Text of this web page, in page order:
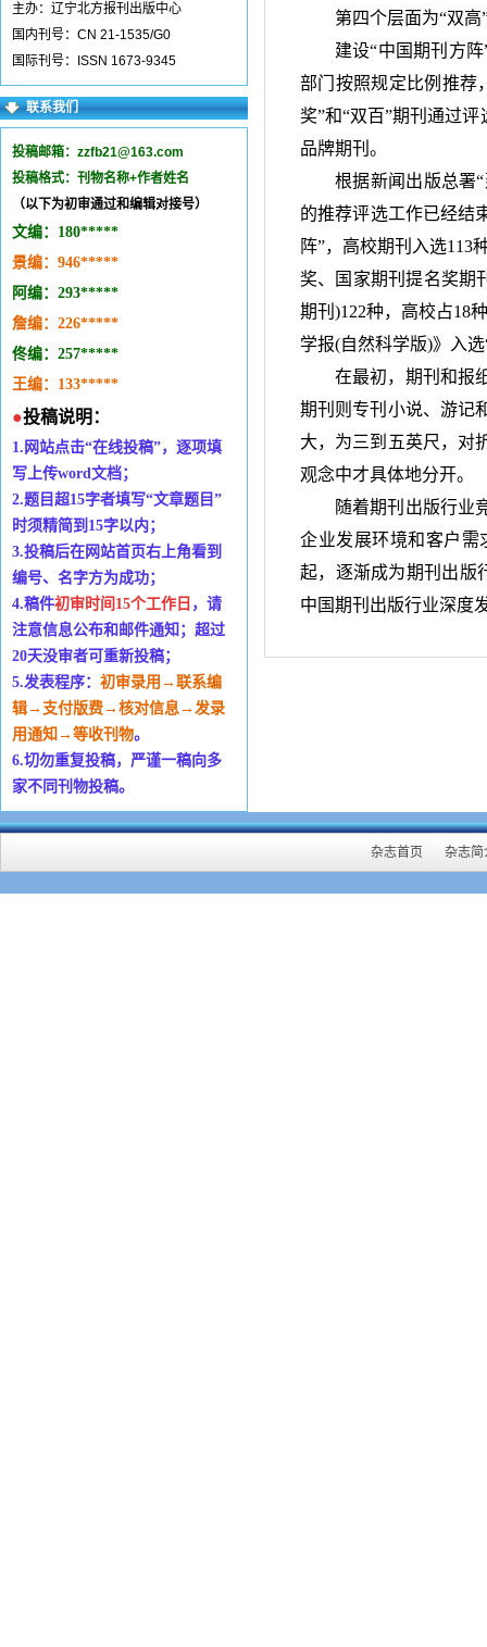
主办：辽宁北方报刊出版中心
国内刊号：CN 21-1535/G0
国际刊号：ISSN 1673-9345
联系我们
投稿邮箱： zzfb21@163.com
投稿格式：刊物名称+作者姓名
（以下为初审通过和编辑对接号）
文编： 180*****
景编： 946*****
阿编：293*****
詹编： 226*****
佟编： 257*****
王编：133*****
●投稿说明：
1. 网站点击“在线投稿”，逐项填
写上传word文档；
2.题目超15字者填写“文章题目 ”
时须精简到 15字以内；
3.投稿后在网站首页右上角看到
编号、名字方为成功；
4.稿件初审时间 15个工作日 ，请
注意信息公布和邮件通知；超过
20天没审者可重新投稿；
5.发表程序： 初审录用→联系编
辑→支付版费→核对信息→发录
用通知→等收刊物。
6.切勿重复投稿，严谨一稿向多
家不同刊物投稿。
第四个层面为“双
建设“中国期刊方
部门按照规定比例推荐
奖”和“双百”期刊通过
品牌期刊。
根据新闻出版总署
的推荐评选工作已经结
阵”，高校期刊入选113
奖、国家期刊提名奖期
期刊)122种，高校占18
学报(自然科学版)》入选
在最初，期刊和报
期刊则专刊小说、游记
大，为三到五英尺，对
观念中才具体地分开。
随着期刊出版行业
企业发展环境和客户需
起，逐渐成为期刊出版
中国期刊出版行业深度
杂志首页 杂志简